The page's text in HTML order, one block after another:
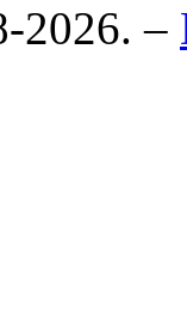
2026. –